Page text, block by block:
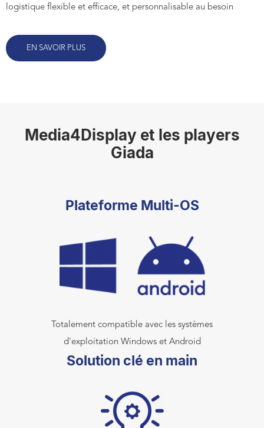
logistique flexible et efficace, et personnalisable au besoin
EN SAVOIR PLUS
Media4Display et les players
Giada
Plateforme Multi-OS
Totalement compatible avec les systèmes
d'exploitation Windows et Android
Solution clé en main